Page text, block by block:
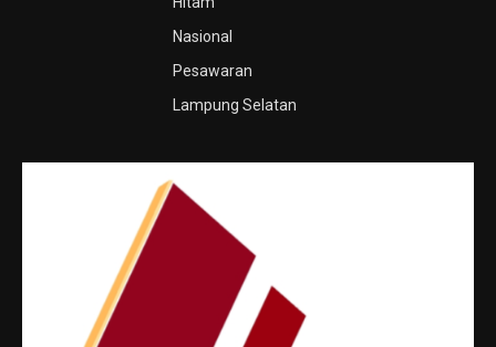
Nasional
Pesawaran
Lampung Selatan